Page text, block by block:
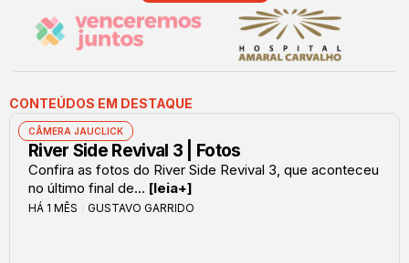
CONTEÚDOS EM DESTAQUE
CÂMERA JAUCLICK
River Side Revival 3 | Fotos
Confira as fotos do River Side Revival 3, que aconteceu
no último final de... [leia+]
HÁ 1 MÊS GUSTAVO GARRIDO